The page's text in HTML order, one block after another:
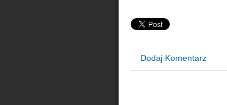
Dodaj Komentarz